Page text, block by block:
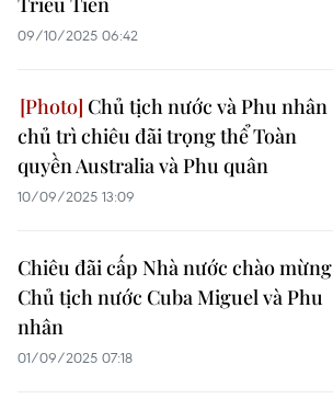
09/10/2025 06:42
Chủ tịch nước và Phu nhân
chủ trì chiêu đãi trọng thể Toàn
quyền Australia và Phu quân
10/09/2025 13:09
Chiêu đãi cấp Nhà nước chào mừng
Chủ tịch nước Cuba Miguel và Phu
nhân
01/09/2025 07:18